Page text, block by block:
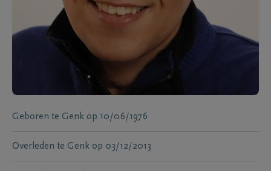
Geboren te Genk op 10/06/1976
Overleden te Genk op 03/12/2013